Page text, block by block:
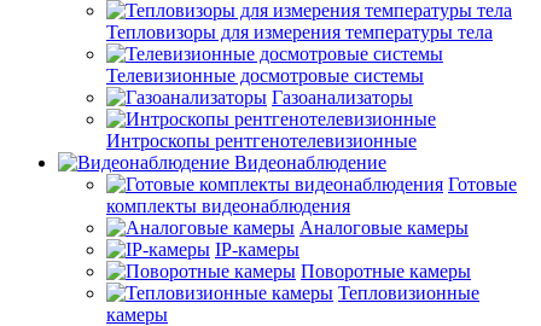
Тепловизоры для измерения температуры тела
Телевизионные досмотровые системы
Газоанализаторы
Интроскопы рентгенотелевизионные
Видеонаблюдение
Готовые
комплекты видеонаблюдения
Аналоговые камеры
IP-камеры
Поворотные камеры
Тепловизионные
камеры